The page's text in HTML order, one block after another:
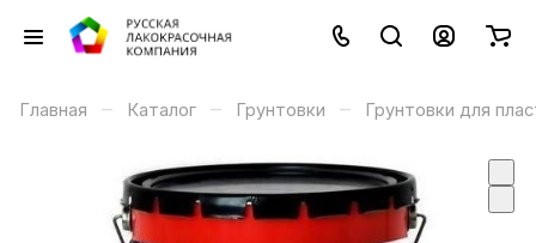
Главная – Каталог – Грунтовки – Грунтовки для